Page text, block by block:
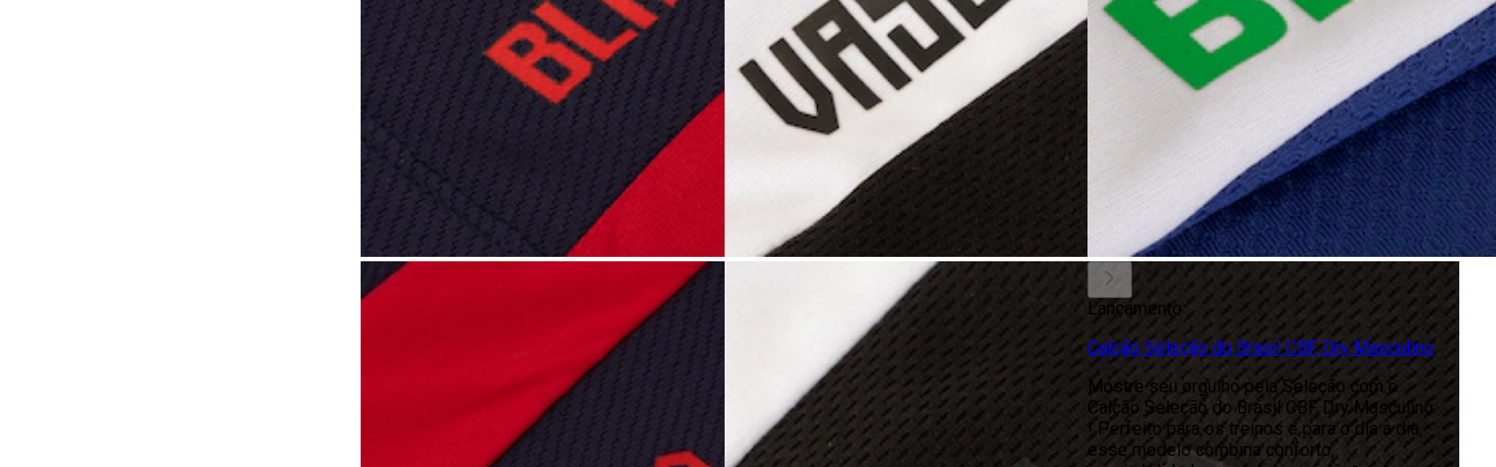
Lançamento
Calção Seleção do Brasil CBF Dry Masculino
Mostre seu orgulho pela Seleção com o
Calção Seleção do Brasil CBF Dry Masculino
! Perfeito para os treinos e para o dia a dia,
esse modelo combina conforto,